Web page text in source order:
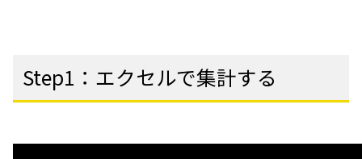
Step1：エクセルで集計する